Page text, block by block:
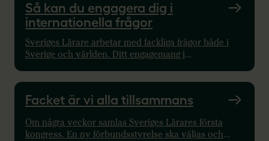
verkliga värde, skriver Anna Olskog.
Så kan du engagera dig i
internationella frågor
Sveriges Lärare arbetar med fackliga frågor både i
Sverige och världen. Ditt engagemang i
Facket är vi alla tillsammans
Om några veckor samlas Sveriges Lärares första
kongress. En ny förbundsstyrelse ska väljas och